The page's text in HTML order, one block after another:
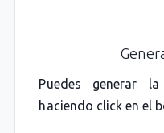
Puedes generar
haciendo click en el